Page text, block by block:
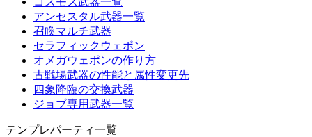
アンセスタル武器一覧
召喚マルチ武器
セラフィックウェポン
オメガウェポンの作り方
古戦場武器の性能と属性変更先
四象降臨の交換武器
ジョブ専用武器一覧
テンプレパーティ一覧